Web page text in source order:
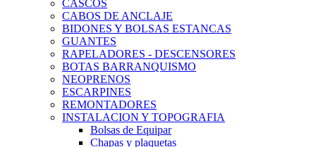
CASCOS
CABOS DE ANCLAJE
BIDONES Y BOLSAS ESTANCAS
GUANTES
RAPELADORES - DESCENSORES
BOTAS BARRANQUISMO
NEOPRENOS
ESCARPINES
REMONTADORES
INSTALACION Y TOPOGRAFIA
Bolsas de Equipar
Chapas y plaquetas